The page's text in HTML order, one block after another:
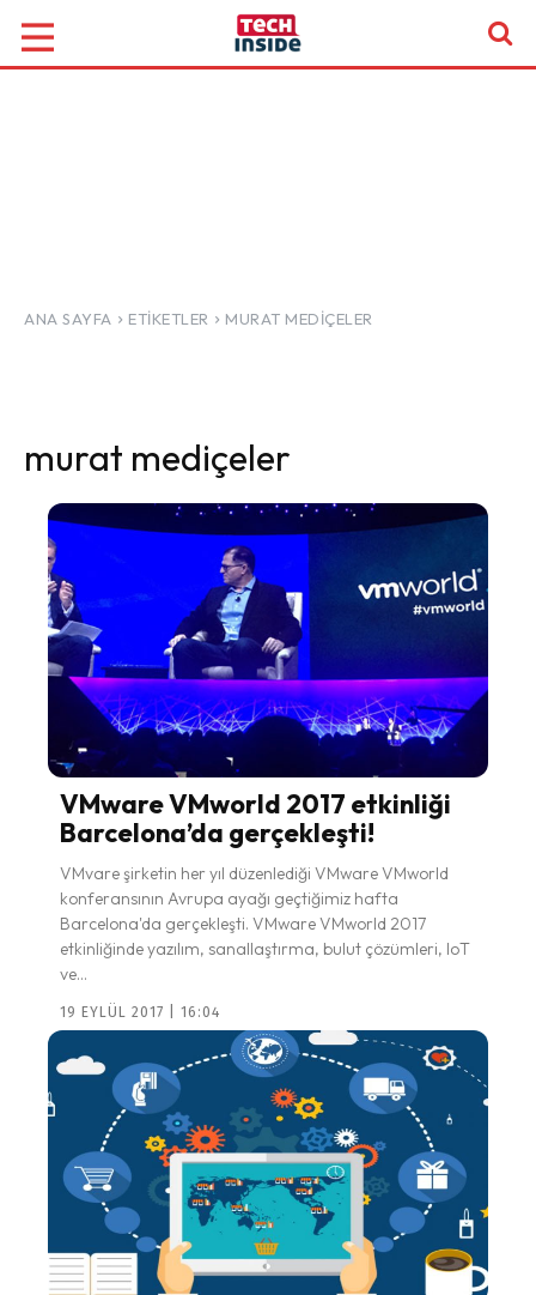
ANA SAYFA ETIKETLER MURAT MEDIÇELER
murat mediçeler
VMware VMworld 2017 etkinliği
Barcelona’da gerçekleşti!
VMvare şirketin her yıl düzenlediği VMware VMworld
konferansının Avrupa ayağı geçtiğimiz hafta
Barcelona'da gerçekleşti. VMware VMworld 2017
etkinliğinde yazılım, sanallaştırma, bulut çözümleri, IoT
ve...
19 EYLÜL 2017 | 16:04